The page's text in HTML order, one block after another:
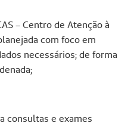
– Centro de Atenção à
com foco em
necessários; de forma
consultas e exames